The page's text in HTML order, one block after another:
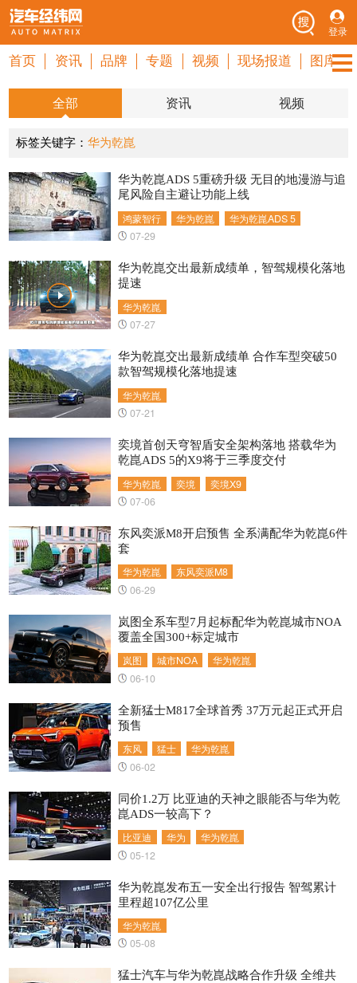
登录
首页 资讯 品牌 专题 视频 现场报道 图库
全部 资讯 视频
标签关键字： 华为乾崑
鸿蒙智行 华为乾崑 华为乾崑ADS 5
华为乾崑ADS 5重磅升级 无目的地漫游与追
尾风险自主避让功能上线
07-29
华为乾崑
华为乾崑交出最新成绩单，智驾规模化落地
提速
07-27
华为乾崑
华为乾崑交出最新成绩单 合作车型突破50
款智驾规模化落地提速
07-21
华为乾崑 奕境 奕境X9
奕境首创天穹智盾安全架构落地 搭载华为
乾崑ADS 5的X9将于三季度交付
07-06
华为乾崑 东风奕派M8
东风奕派M8开启预售 全系满配华为乾崑6件
套
06-29
岚图 城市NOA 华为乾崑
岚图全系车型7月起标配华为乾崑城市NOA
覆盖全国300+标定城市
06-10
东风 猛士 华为乾崑
全新猛士M817全球首秀 37万元起正式开启
预售
06-02
比亚迪 华为 华为乾崑
同价1.2万 比亚迪的天神之眼能否与华为乾
崑ADS一较高下？
05-12
华为乾崑
华为乾崑发布五一安全出行报告 智驾累计
里程超107亿公里
05-08
猛士汽车与华为乾崑战略合作升级 全维共